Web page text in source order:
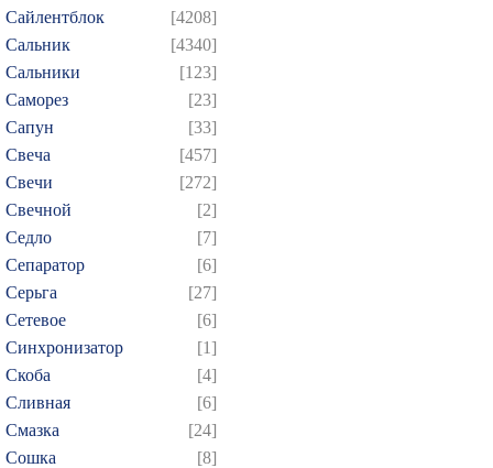
Сайлентблок
[4208]
Сальник
[4340]
Сальники
[123]
Саморез
[23]
Сапун
[33]
Свеча
[457]
Свечи
[272]
Свечной
[2]
Седло
[7]
Сепаратор
[6]
Серьга
[27]
Сетевое
[6]
Синхронизатор
[1]
Скоба
[4]
Сливная
[6]
Смазка
[24]
Сошка
[8]